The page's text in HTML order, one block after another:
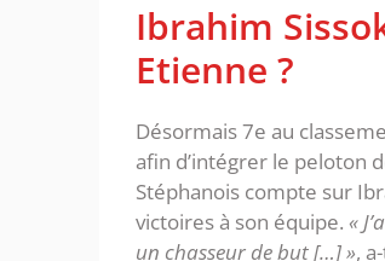
Ibrahim
Etienne ?
Désormais 7e au
afin d’intégrer le peloton
Stéphanois compte sur
victoires à son équipe. «
un chasseur de but […] »,